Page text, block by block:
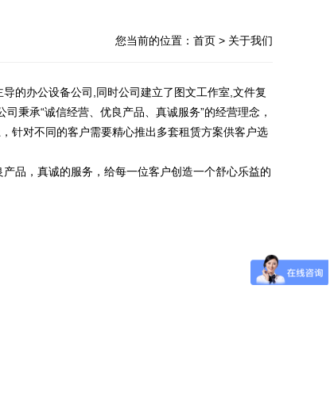
您当前的位置： 首页 > 关于我们
的办公设备公司,同时公司建立了图文工作室,文件复
秉承“诚信经营、优良产品、真诚服务”的经营理念，
针对不同的客户需要精心推出多套租赁方案供客户选
品，真诚的服务，给每一位客户创造一个舒心乐益的